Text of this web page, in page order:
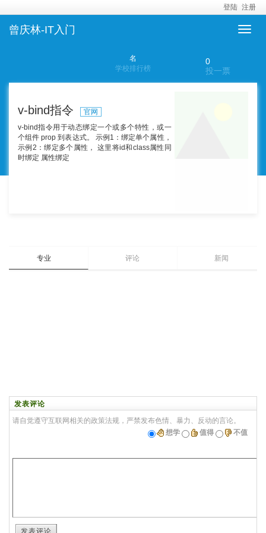
登陆 注册
曾庆林-IT入门
名
学校排行榜
0
投一票
v-bind指令
官网
v-bind指令用于动态绑定一个或多个特性，或一
个组件 prop 到表达式。 示例1：绑定单个属性，
示例2：绑定多个属性， 这里将id和class属性同
时绑定 属性绑定
专业 评论 新闻
发表评论
请自觉遵守互联网相关的政策法规，严禁发布色情、暴力、反动的言论。
想学
值得 不值
发表评论